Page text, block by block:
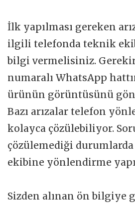
İlk yapılması gereken
ilgili telefonda teknik
bilgi vermelisiniz.
numaralı WhatsApp
ürünün görüntüsünü
Bazı arızalar telefon
kolayca çözülebiliyor.
çözülemediği
ekibine yönlendirme
Sizden alınan ön bilgiye